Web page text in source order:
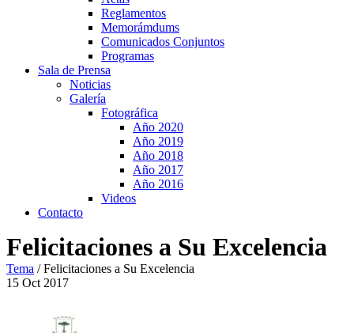
Reglamentos
Memorámdums
Comunicados Conjuntos
Programas
Sala de Prensa
Noticias
Galería
Fotográfica
Año 2020
Año 2019
Año 2018
Año 2017
Año 2016
Videos
Contacto
Felicitaciones a Su Excelencia
Tema /Felicitaciones a Su Excelencia
15 Oct 2017